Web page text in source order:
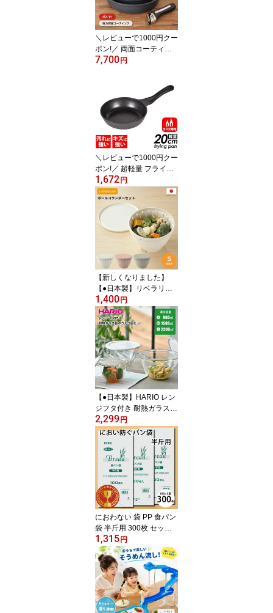
H対応 軽量 厚底 PFOA P
FOS フリー
＼レビューで1000円クー
ポン!／ 両面コーティン
グ フライパン 5点セット
る フライパン セット ス
トロングマーブル キャス
ト システム フライパン
セット ガラス蓋 マルチ
ポット 鍋 セット PFOA P
FOS フリー
7,700円
＼レビューで1000円クー
ポン!／ 超軽量 フライパ
ン 20cm キャスト製なの
に軽い ガス火専用 軽い
ね！ガス火専用 ストロン
グマーブル 両面コーティ
ング マーブルコート 内
面4層＋外面3層 鋳物 フ
ッ素加工 汚れ 傷に 強い
コーティング キャスト製
PFOA PFOS フリー
1,672円
【新しくなりました】
【●日本製】リベラリス
タ ボール・コランダーセ
ット Sサイズ プラスチッ
ク セットフタ付き 温野
菜 電子レンジOK 食洗機
対応 耐熱 調理 liberalista
リス ボルコラ ボールコ
ランダー
1,400円
【●日本製】HARIO レン
ジフタ付き 耐熱ガラス製
ボウル 3個セット 満水容
量900ml・1,500ml・2,2
00ml 専用蓋付 耐熱 ガラ
ス 調理 料理 製菓 菓子 ボ
ール キッチン 下ごしら
え サラダ レンジ対応 オ
ーブン対応 ハリオ ハリ
オグラス フタ付
2,299円
におわない 袋 PP 食パン
袋 半斤用 300枚 セット
(100枚×3束) マチ付き 防
臭袋 透明 シモジマ ヘイ
コー HEIKO 食品袋 PPタ
イプ パン袋 生ごみ おむ
つ ビニール袋 ペット シ
ーツ【ポスト投函配達で
送料無料(代引/日時指定
1,315円